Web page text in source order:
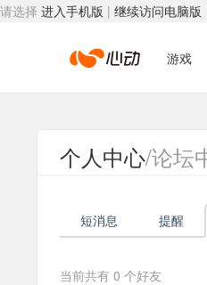
请选择 进入手机版 | 继续访问电脑版
心
动
络
游戏
个人中心/论坛
短消息 提醒
当前共有 0 个好友